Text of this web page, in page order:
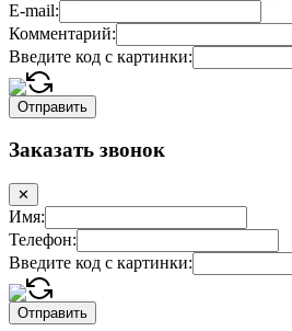
E-mail:
Комментарий:
Введите код с картинки:
Заказать звонок
✕
Имя:
Телефон:
Введите код с картинки: